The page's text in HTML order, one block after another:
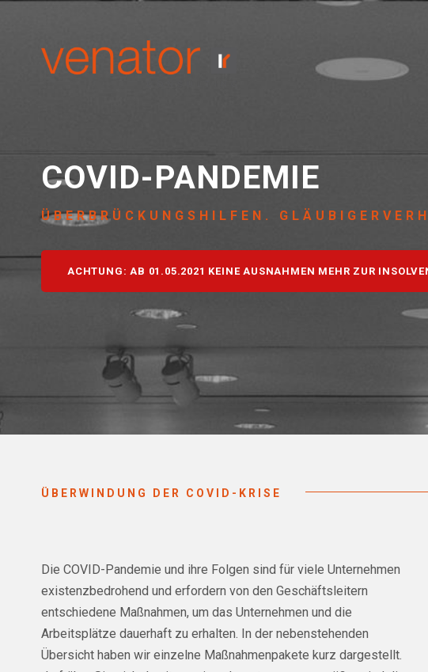
COVID-PANDEMIE
ÜBERBRÜCKUNGSHILFEN.
ACHTUNG: AB 01.05.2021 KEINE AUSNAHMEN MEHR ZUR
ÜBERWINDUNG DER COVID-KRISE
Die COVID-Pandemie und ihre Folgen sind für viele Unternehmen
existenzbedrohend und erfordern von den Geschäftsleitern
entschiedene Maßnahmen, um das Unternehmen und die
Arbeitsplätze dauerhaft zu erhalten. In der nebenstehenden
Übersicht haben wir einzelne Maßnahmenpakete kurz dargestellt.